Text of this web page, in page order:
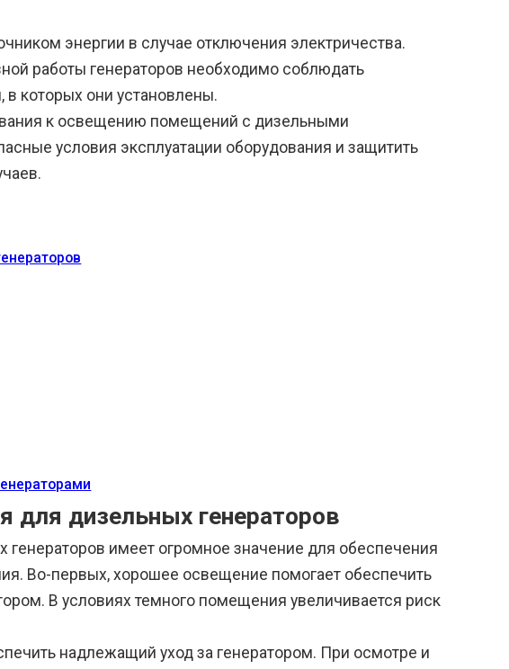
энергии в случае отключения электричества.
работы генераторов необходимо соблюдать
которых они установлены.
к освещению помещений с дизельными
условия эксплуатации оборудования и защитить
для дизельных генераторов
имеет огромное значение для обеспечения
Во-первых, хорошее освещение помогает обеспечить
В условиях темного помещения увеличивается риск
надлежащий уход за генератором. При осмотре и